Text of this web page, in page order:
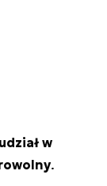
udział w
.